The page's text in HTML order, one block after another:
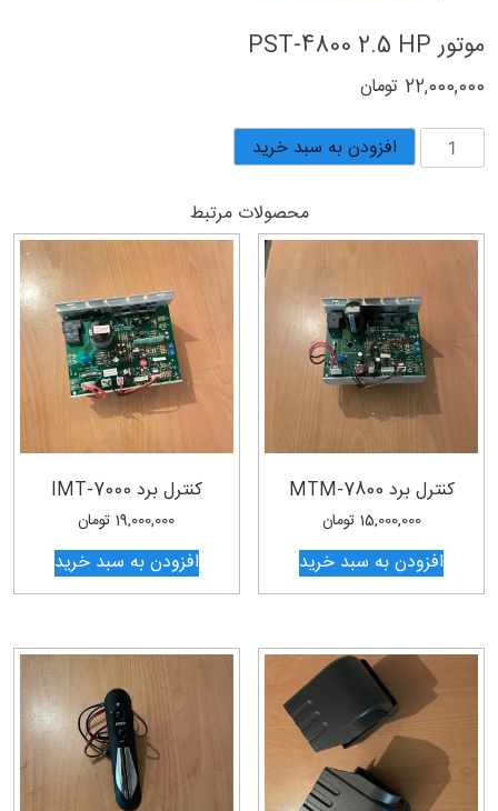
موتور PST-4800 2.5 HP
22,000,000 تومان
موتور
PST-
HP
افزودن به سبد خرید
محصولات مرتبط
کنترل برد MTM-7800
15,000,000 تومان
افزودن به سبد خرید
کنترل برد IMT-7000
19,000,000 تومان
افزودن به سبد خرید